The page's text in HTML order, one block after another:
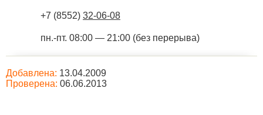
+7 (8552) 32-06-08
пн.-пт. 08:00 — 21:00 (без перерыва)
Добавлена: 13.04.2009
Проверена: 06.06.2013